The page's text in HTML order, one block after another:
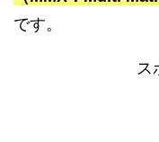
です。
ス